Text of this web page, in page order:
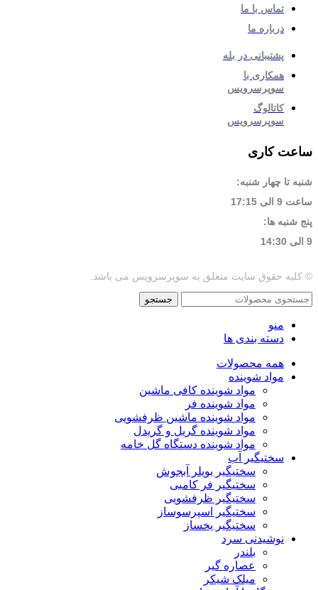
تماس با ما
درباره ما
پشتیبانی در بله
همکاری با
سوپرسرویس
کاتالوگ
سوپرسرویس
ساعت کاری
شنبه تا چهار شنبه:
ساعت 9 الی 17:15
پنج شنبه ها:
9 الی 14:30
© کلیه حقوق سایت متعلق به سوپرسرویس می باشد.
جستجو
منو
دسته بندی ها
همه محصولات
مواد شوینده
مواد شوینده کافی ماشین
مواد شوینده فر
مواد شوینده ماشین ظرفشویی
مواد شوینده گریل و گریدل
مواد شوینده دستگاه گل خامه
سختیگیر آب
سختیگیر بویلر آبجوش
سختیگیر فر کامبی
سختیگیر ظرفشویی
سختیگیر اسپرسوساز
سختیگیر یخساز
نوشیدنی سرد
بلندر
عصاره گیر
میلک شیکر